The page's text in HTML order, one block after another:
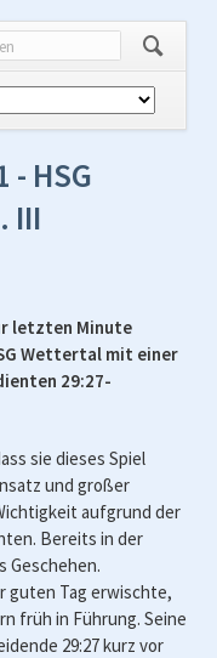
HSG
III
letzten Minute
Wettertal mit einer
29:27-
sie dieses Spiel
und großer
aufgrund der
Bereits in der
Geschehen.
guten Tag erwischte,
früh in Führung. Seine
29:27 kurz vor